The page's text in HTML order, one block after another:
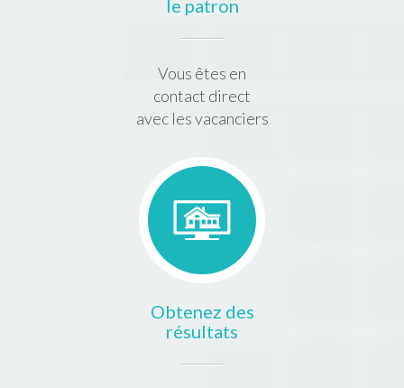
le patron
Vous êtes en
contact direct
avec les vacanciers
Obtenez des
résultats